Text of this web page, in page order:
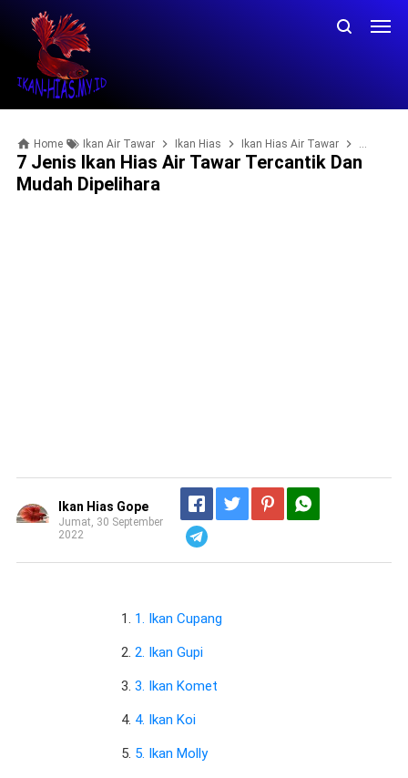
Home Ikan Air Tawar Ikan Hias Ikan Hias Air Tawar ikan hias
7 Jenis Ikan Hias Air Tawar Tercantik Dan
Mudah Dipelihara
Ikan Hias Gope
Jumat, 30 September
2022
1. Ikan Cupang
2. Ikan Gupi
3. Ikan Komet
4. Ikan Koi
5. Ikan Molly